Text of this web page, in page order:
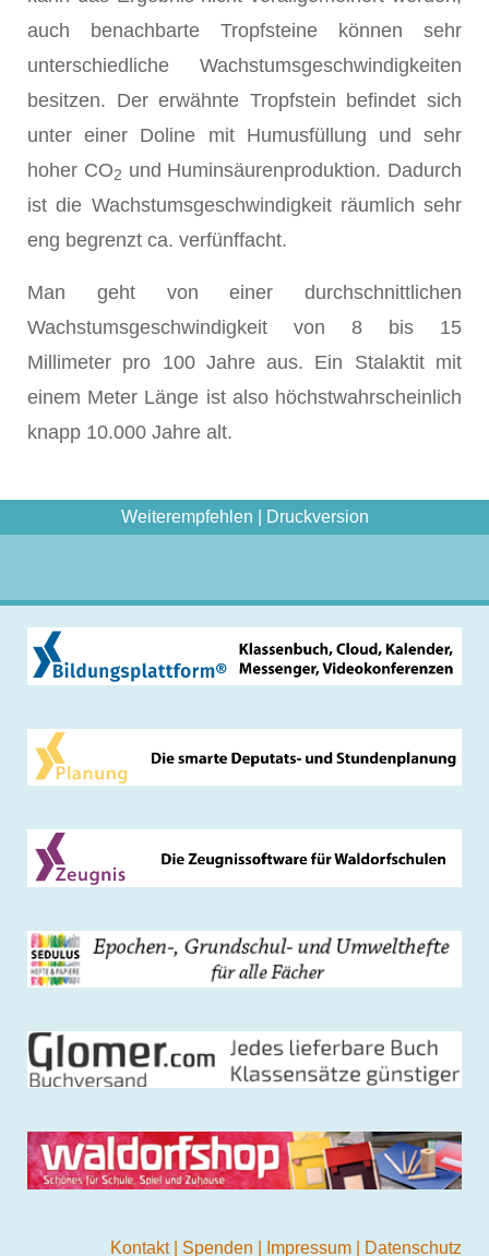
auch benachbarte Tropfsteine können sehr
unterschiedliche Wachstumsgeschwindigkeiten
besitzen. Der erwähnte Tropfstein befindet sich
unter einer Doline mit Humusfüllung und sehr
hoher CO2 und Huminsäurenproduktion. Dadurch
ist die Wachstumsgeschwindigkeit räumlich sehr
eng begrenzt ca. verfünffacht.
Man geht von einer durchschnittlichen
Wachstumsgeschwindigkeit von 8 bis 15
Millimeter pro 100 Jahre aus. Ein Stalaktit mit
einem Meter Länge ist also höchstwahrscheinlich
knapp 10.000 Jahre alt.
Weiterempfehlen Druckversion
Kontakt Spenden Impressum Datenschutz